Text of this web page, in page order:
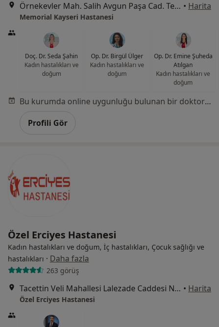
Örnekevler Mah. Salih Avgun Paşa Cad. Temizel Sok. No: 13 38010, Kocasinan • Harita
Memorial Kayseri Hastanesi
Doç. Dr. Seda Şahin
Kadın hastalıkları ve
doğum
Op. Dr. Birgül Ülger
Kadın hastalıkları ve
doğum
Op. Dr. Emine Şuheda
Atılgan
Kadın hastalıkları ve
doğum
Bu kurumda online uygunluğu bulunan bir doktor veya uzman bulunamadı
Profili Gör
Özel Erciyes Hastanesi
Kadın hastalıkları ve doğum, İç hastalıkları, Çocuk sağlığı ve
hastalıkları · Daha fazla
263 görüş
Tacettin Veli Mahallesi Lalezade Caddesi No:46, Melikgazi • Harita
Özel Erciyes Hastanesi